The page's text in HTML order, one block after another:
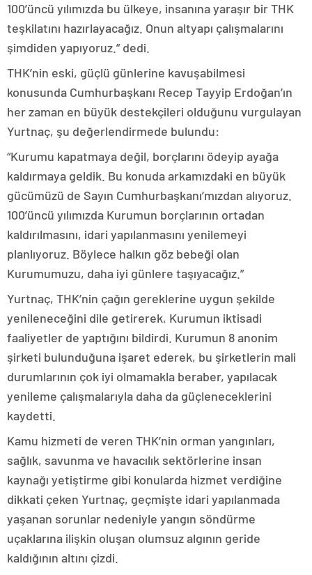
100’üncü yılımızda bu ülkeye, insanına yaraşır bir THK
teşkilatını hazırlayacağız. Onun altyapı çalışmalarını
şimdiden yapıyoruz.” dedi.
THK’nin eski, güçlü günlerine kavuşabilmesi
konusunda Cumhurbaşkanı Recep Tayyip Erdoğan’ın
her zaman en büyük destekçileri olduğunu vurgulayan
Yurtnaç, şu değerlendirmede bulundu:
“Kurumu kapatmaya değil, borçlarını ödeyip ayağa
kaldırmaya geldik. Bu konuda arkamızdaki en büyük
gücümüzü de Sayın Cumhurbaşkanı’mızdan alıyoruz.
100’üncü yılımızda Kurumun borçlarının ortadan
kaldırılmasını, idari yapılanmasını yenilemeyi
planlıyoruz. Böylece halkın göz bebeği olan
Kurumumuzu, daha iyi günlere taşıyacağız.”
Yurtnaç, THK’nin çağın gereklerine uygun şekilde
yenileneceğini dile getirerek, Kurumun iktisadi
faaliyetler de yaptığını bildirdi. Kurumun 8 anonim
şirketi bulunduğuna işaret ederek, bu şirketlerin mali
durumlarının çok iyi olmamakla beraber, yapılacak
yenileme çalışmalarıyla daha da güçleneceklerini
kaydetti.
Kamu hizmeti de veren THK’nin orman yangınları,
sağlık, savunma ve havacılık sektörlerine insan
kaynağı yetiştirme gibi konularda hizmet verdiğine
dikkati çeken Yurtnaç, geçmişte idari yapılanmada
yaşanan sorunlar nedeniyle yangın söndürme
uçaklarına ilişkin oluşan olumsuz algının geride
kaldığının altını çizdi.